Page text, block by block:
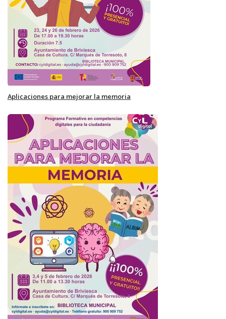
Aplicaciones para mejorar la memoria